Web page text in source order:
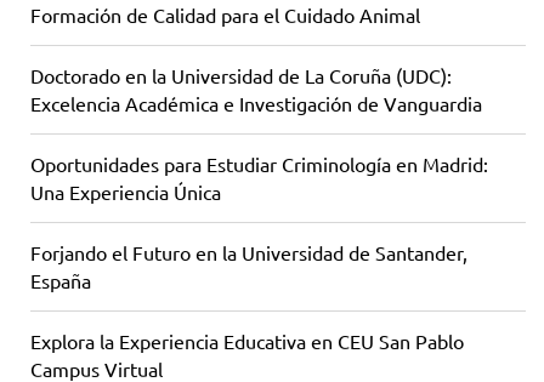
Formación de Calidad para el Cuidado Animal
Doctorado en la Universidad de La Coruña (UDC):
Excelencia Académica e Investigación de Vanguardia
Oportunidades para Estudiar Criminología en Madrid:
Una Experiencia Única
Forjando el Futuro en la Universidad de Santander,
España
Explora la Experiencia Educativa en CEU San Pablo
Campus Virtual